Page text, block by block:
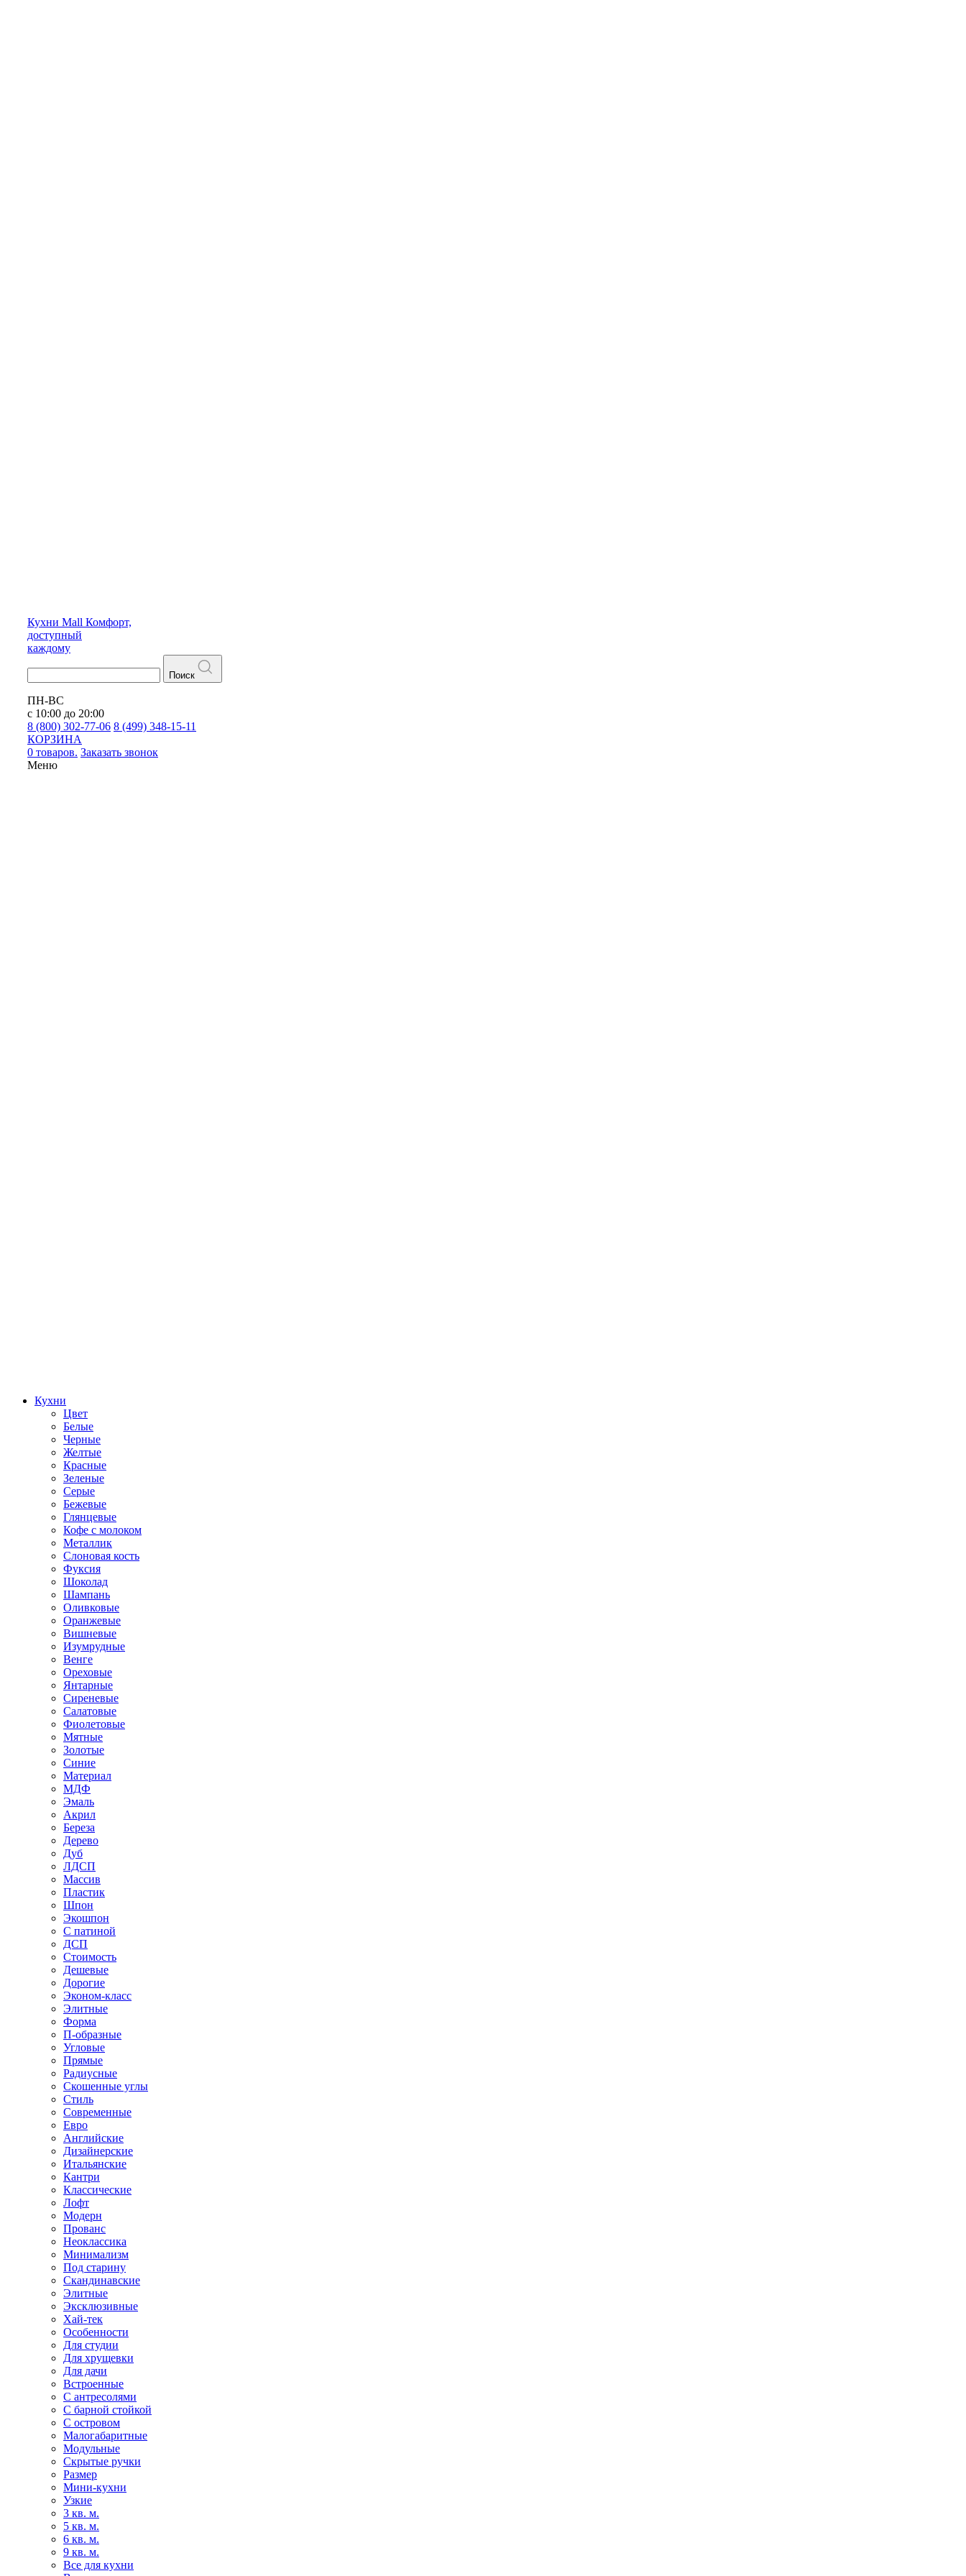
Кухни Mall Комфорт,
доступный
каждому
Поиск
ПН-ВС
с 10:00 до 20:00
8 (800) 302-77-06 8 (499) 348-15-11
КОРЗИНА
0 товаров. Заказать звонок
Меню
Кухни
Цвет
Белые
Черные
Желтые
Красные
Зеленые
Серые
Бежевые
Глянцевые
Кофе с молоком
Металлик
Слоновая кость
Фуксия
Шоколад
Шампань
Оливковые
Оранжевые
Вишневые
Изумрудные
Венге
Ореховые
Янтарные
Сиреневые
Салатовые
Фиолетовые
Мятные
Золотые
Синие
Материал
МДФ
Эмаль
Акрил
Береза
Дерево
Дуб
ЛДСП
Массив
Пластик
Шпон
Экошпон
С патиной
ДСП
Стоимость
Дешевые
Дорогие
Эконом-класс
Элитные
Форма
П-образные
Угловые
Прямые
Радиусные
Скошенные углы
Стиль
Современные
Евро
Английские
Дизайнерские
Итальянские
Кантри
Классические
Лофт
Модерн
Прованс
Неоклассика
Минимализм
Под старину
Скандинавские
Элитные
Эксклюзивные
Хай-тек
Особенности
Для студии
Для хрущевки
Для дачи
Встроенные
С антресолями
С барной стойкой
С островом
Малогабаритные
Модульные
Скрытые ручки
Размер
Мини-кухни
Узкие
3 кв. м.
5 кв. м.
6 кв. м.
9 кв. м.
Все для кухни